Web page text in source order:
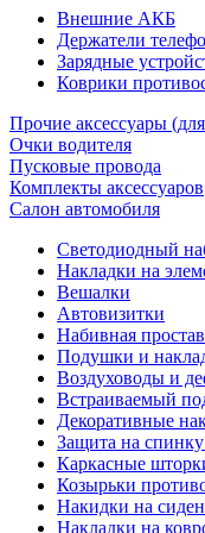
Внешние АКБ
Держатели
Зарядные
Коврики
Прочие аксессуары
Очки водителя
Пусковые провода
Комплекты аксессуаров
Салон автомобиля
Светодиодный
Накладки на
Вешалки
Автовизитки
Набивная
Подушки и
Воздуховоды и
Встраиваемый
Декоративные
Защита на
Каркасные
Козырьки
Накидки на
Накладки на